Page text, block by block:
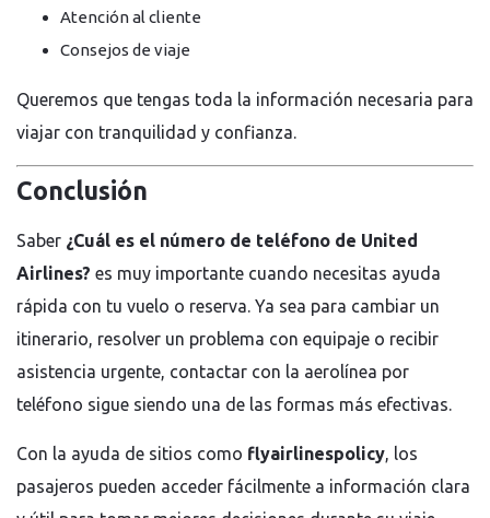
Atención al cliente
Consejos de viaje
Queremos que tengas toda la información necesaria para
viajar con tranquilidad y confianza.
Conclusión
Saber ¿Cuál es el número de teléfono de United
Airlines? es muy importante cuando necesitas ayuda
rápida con tu vuelo o reserva. Ya sea para cambiar un
itinerario, resolver un problema con equipaje o recibir
asistencia urgente, contactar con la aerolínea por
teléfono sigue siendo una de las formas más efectivas.
Con la ayuda de sitios como flyairlinespolicy, los
pasajeros pueden acceder fácilmente a información clara